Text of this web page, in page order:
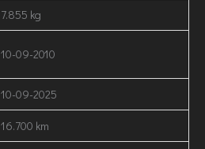
7.855 kg
10-09-2010
10-09-2025
16.700 km